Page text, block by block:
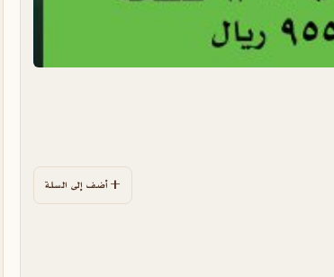
أضف إلى السلة